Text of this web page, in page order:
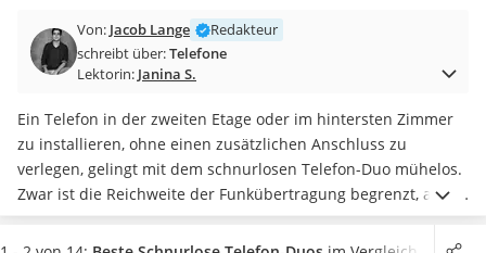
Laser-Multifunktionsdrucker
Powerline-Adapter
Powerstation mit Solarpanel
Gaming-PC
Soundbar
17-Zoll-Laptop
Satellitenschüssel
Gaming-Headset
Von: Jacob Lange
Redakteur
schreibt über:Telefone
Lektorin: Janina S.
Ein Telefon in der zweiten Etage oder im hintersten Zimmer
zu installieren, ohne einen zusätzlichen Anschluss zu
verlegen, gelingt mit dem schnurlosen Telefon-Duo mühelos.
Zwar ist die Reichweite der Funkübertragung begrenzt, aber
in den allermeisten Häusern erreicht das Signalbeinahe
jeden Winkel. In einem Test schnurloser Telefon-Duos